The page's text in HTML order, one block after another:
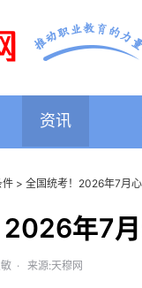
资讯
件 > 全国统考！2026年7月
年7
· 来源:天穆网